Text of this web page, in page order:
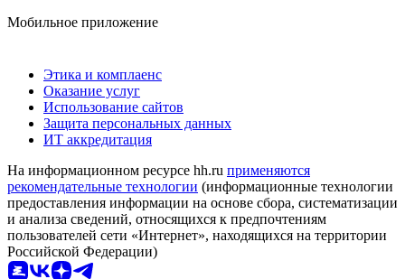
Мобильное приложение
Этика и комплаенс
Оказание услуг
Использование сайтов
Защита персональных данных
ИТ аккредитация
На информационном ресурсе hh.ru применяются
рекомендательные технологии (информационные технологии
предоставления информации на основе сбора, систематизации
и анализа сведений, относящихся к предпочтениям
пользователей сети «Интернет», находящихся на территории
Российской Федерации)